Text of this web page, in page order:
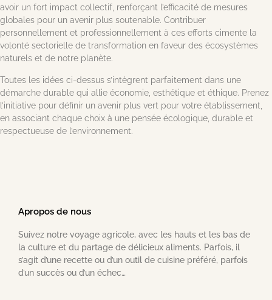
avoir un fort impact collectif, renforçant l’efficacité de mesures
globales pour un avenir plus soutenable. Contribuer
personnellement et professionnellement à ces efforts cimente la
volonté sectorielle de transformation en faveur des écosystèmes
naturels et de notre planète.
Toutes les idées ci-dessus s’intègrent parfaitement dans une
démarche durable qui allie économie, esthétique et éthique. Prenez
l’initiative pour définir un avenir plus vert pour votre établissement,
en associant chaque choix à une pensée écologique, durable et
respectueuse de l’environnement.
Apropos de nous
Suivez notre voyage agricole, avec les hauts et les bas de
la culture et du partage de délicieux aliments. Parfois, il
s’agit d’une recette ou d’un outil de cuisine préféré, parfois
d’un succès ou d’un échec…